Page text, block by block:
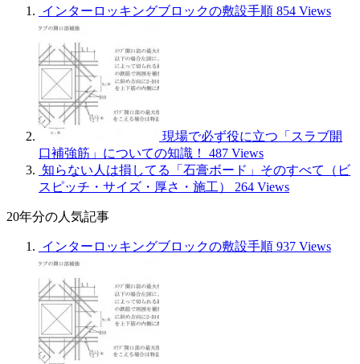
インターロッキングブロックの敷設手順 854 Views
現場で必ず役に立つ「スラブ開
口補強筋」についての知識！
487 Views
知らない人は損してる「石膏ボード」そのすべて（ビ
スピッチ・サイズ・厚さ・施工）
264 Views
20年分の人気記事
インターロッキングブロックの敷設手順 937 Views